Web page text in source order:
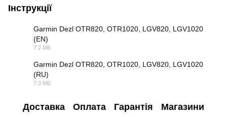
Інструкції
Garmin Dezl OTR820, OTR1020, LGV820, LGV1020
(EN)
7.2 МБ
Garmin Dezl OTR820, OTR1020, LGV820, LGV1020
(RU)
7.3 МБ
Доставка Оплата Гарантія Магазини